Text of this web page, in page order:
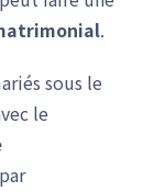
.
sous le
le